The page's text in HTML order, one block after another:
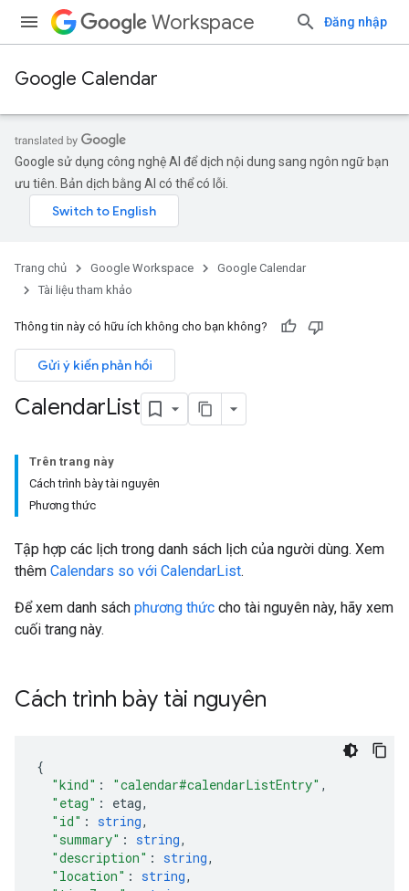
Workspace Đăng nhập
Google Calendar
Google sử dụng công nghệ AI để dịch nội dung sang ngôn ngữ bạn
ưu tiên. Bản dịch bằng AI có thể có lỗi.
Trang chủ Google Workspace
Google Calendar
Tài liệu tham khảo
Thông tin này có hữu ích không cho bạn không?
Gửi ý kiến phản hồi
CalendarList
Trên trang này
Cách trình bày tài nguyên
Phương thức
Tập hợp các lịch trong danh sách lịch của người dùng. Xem
thêm Calendars so với CalendarList.
Để xem danh sách phương thức cho tài nguyên này, hãy xem
cuối trang này.
Cách trình bày tài nguyên
"kind" : "calendar#calendarListEntry" ,
"etag" : etag,
"id" : string,
"summary" : string,
"description" : string,
"location" : string,